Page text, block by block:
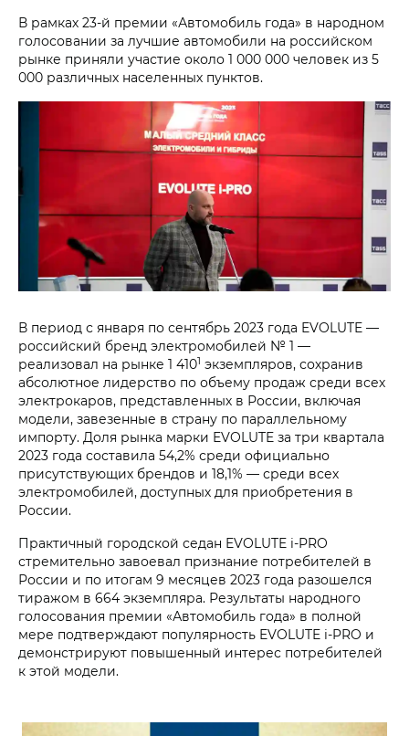
В рамках 23-й премии «Автомобиль года» в народном
голосовании за лучшие автомобили на российском
рынке приняли участие около 1 000 000 человек из 5
000 различных населенных пунктов.
В период с января по сентябрь 2023 года EVOLUTE —
российский бренд электромобилей № 1 —
реализовал на рынке 1 4101 экземпляров, сохранив
абсолютное лидерство по объему продаж среди всех
электрокаров, представленных в России, включая
модели, завезенные в страну по параллельному
импорту. Доля рынка марки EVOLUTE за три квартала
2023 года составила 54,2% среди официально
присутствующих брендов и 18,1% — среди всех
электромобилей, доступных для приобретения в
России.
Практичный городской седан EVOLUTE i‑PRO
стремительно завоевал признание потребителей в
России и по итогам 9 месяцев 2023 года разошелся
тиражом в 664 экземпляра. Результаты народного
голосования премии «Автомобиль года» в полной
мере подтверждают популярность EVOLUTE i‑PRO и
демонстрируют повышенный интерес потребителей
к этой модели.